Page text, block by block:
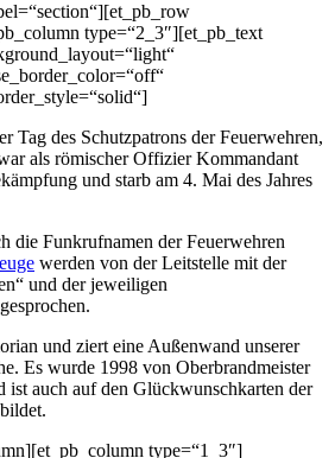
type=“2_3″][et_pb_text
Tag des Schutzpatrons der Feuerwehren,
als römischer Offizier Kommandant
und starb am 4. Mai des Jahres
die Funkrufnamen der Feuerwehren
werden von der Leitstelle mit der
und der jeweiligen
und ziert eine Außenwand unserer
Es wurde 1998 von Oberbrandmeister
ist auch auf den Glückwunschkarten der
type=“1_3″]